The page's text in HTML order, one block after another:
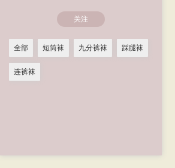
关注
全部 短筒袜 九分裤袜 踩腿袜
连裤袜